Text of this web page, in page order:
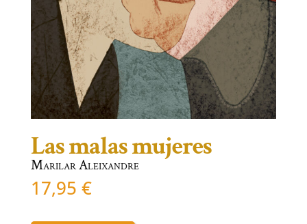
Las malas mujeres
Marilar Aleixandre
17,95 €